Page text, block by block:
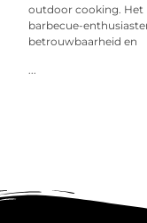
outdoor cooking. Het
barbecue-
betrouwbaarheid en
...